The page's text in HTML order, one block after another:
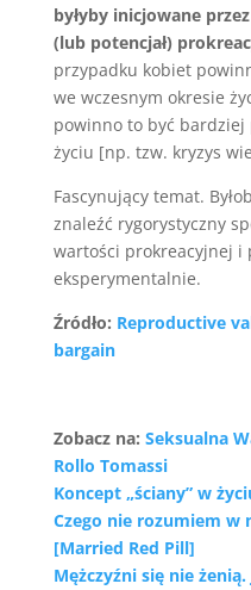
byłyby inicjowane
(lub potencjał)
przypadku kobiet
we wczesnym okresie
powinno to być bardziej
życiu [np. tzw. kryzys
Fascynujący temat.
znaleźć rygorystyczny
wartości prokreacyjnej i
eksperymentalnie.
Źródło: Reproductive
bargain
Zobacz na: Seksualna
Rollo Tomassi
Koncept „ściany” w
Czego nie rozumiem w
[Married Red Pill]
Mężczyźni się nie